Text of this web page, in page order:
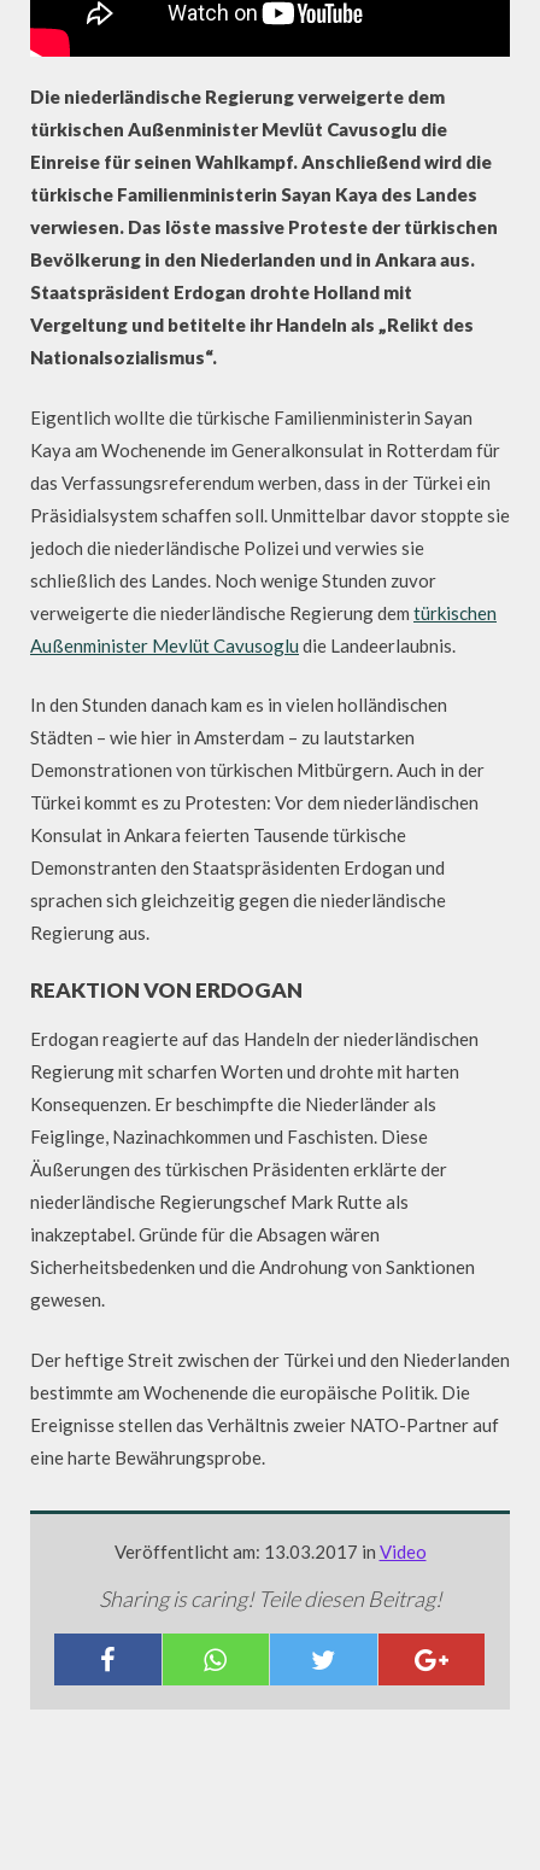
Die niederländische Regierung verweigerte dem
türkischen Außenminister Mevlüt Cavusoglu die
Einreise für seinen Wahlkampf. Anschließend wird die
türkische Familienministerin Sayan Kaya des Landes
verwiesen. Das löste massive Proteste der türkischen
Bevölkerung in den Niederlanden und in Ankara aus.
Staatspräsident Erdogan drohte Holland mit
Vergeltung und betitelte ihr Handeln als „Relikt des
Nationalsozialismus“.
Eigentlich wollte die türkische Familienministerin Sayan
Kaya am Wochenende im Generalkonsulat in Rotterdam für
das Verfassungsreferendum werben, dass in der Türkei ein
Präsidialsystem schaffen soll. Unmittelbar davor stoppte sie
jedoch die niederländische Polizei und verwies sie
schließlich des Landes. Noch wenige Stunden zuvor
verweigerte die niederländische Regierung dem türkischen
Außenminister Mevlüt Cavusoglu die Landeerlaubnis.
In den Stunden danach kam es in vielen holländischen
Städten – wie hier in Amsterdam – zu lautstarken
Demonstrationen von türkischen Mitbürgern. Auch in der
Türkei kommt es zu Protesten: Vor dem niederländischen
Konsulat in Ankara feierten Tausende türkische
Demonstranten den Staatspräsidenten Erdogan und
sprachen sich gleichzeitig gegen die niederländische
Regierung aus.
REAKTION VON ERDOGAN
Erdogan reagierte auf das Handeln der niederländischen
Regierung mit scharfen Worten und drohte mit harten
Konsequenzen. Er beschimpfte die Niederländer als
Feiglinge, Nazinachkommen und Faschisten. Diese
Äußerungen des türkischen Präsidenten erklärte der
niederländische Regierungschef Mark Rutte als
inakzeptabel. Gründe für die Absagen wären
Sicherheitsbedenken und die Androhung von Sanktionen
gewesen.
Der heftige Streit zwischen der Türkei und den Niederlanden
bestimmte am Wochenende die europäische Politik. Die
Ereignisse stellen das Verhältnis zweier NATO-Partner auf
eine harte Bewährungsprobe.
Veröffentlicht am: 13.03.2017 in Video
Sharing is caring! Teile diesen Beitrag!